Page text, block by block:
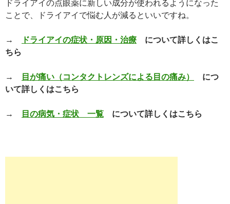
ドライアイの点眼薬に新しい成分が使われるようになった
ことで、ドライアイで悩む人が減るといいですね。
→ ドライアイの症状・原因・治療 について詳しくはこ
ちら
→ 目が痛い（コンタクトレンズによる目の痛み）
につ
いて詳しくはこちら
→ 目の病気・症状 一覧 について詳しくはこちら